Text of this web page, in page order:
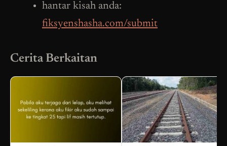
hantar kisah anda:
fiksyenshasha.com/submit
Cerita Berkaitan